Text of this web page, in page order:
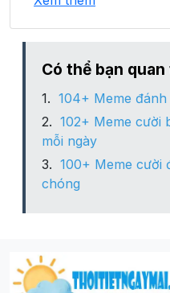
Có thể bạn quan
104+ Meme
102+ Meme cười
mỗi ngày
100+ Meme cười
chóng